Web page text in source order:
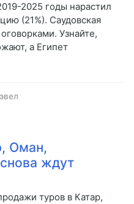
2025 годы нарастил
(21%). Саудовская
Узнайте,
а Египет
Оман,
ждут
туров в Катар,